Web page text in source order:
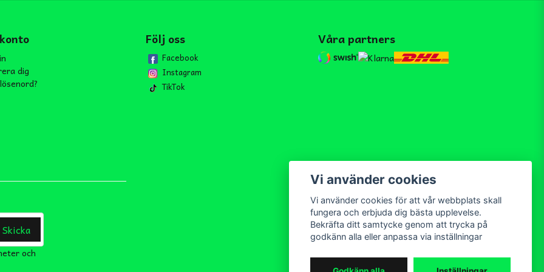
dig
Följ oss
Facebook
Instagram
TikTok
Våra partners
Skicka
och
Vi använder cookies
Vi använder cookies för att vår webbplats skall
fungera och erbjuda dig bästa upplevelse.
Bekräfta ditt samtycke genom att trycka på
godkänn alla eller anpassa via inställningar